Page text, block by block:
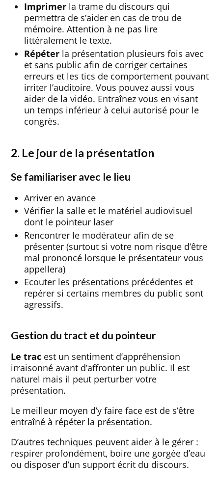
Imprimer la trame du discours qui
permettra de s’aider en cas de trou de
mémoire. Attention à ne pas lire
littéralement le texte.
Répéter la présentation plusieurs fois avec
et sans public afin de corriger certaines
erreurs et les tics de comportement pouvant
irriter l’auditoire. Vous pouvez aussi vous
aider de la vidéo. Entraînez vous en visant
un temps inférieur à celui autorisé pour le
congrès.
2. Le jour de la présentation
Se familiariser avec le lieu
Arriver en avance
Vérifier la salle et le matériel audiovisuel
dont le pointeur laser
Rencontrer le modérateur afin de se
présenter (surtout si votre nom risque d’être
mal prononcé lorsque le présentateur vous
appellera)
Ecouter les présentations précédentes et
repérer si certains membres du public sont
agressifs.
Gestion du tract et du pointeur
Le trac est un sentiment d’appréhension
irraisonné avant d’affronter un public. Il est
naturel mais il peut perturber votre
présentation.
Le meilleur moyen d’y faire face est de s’être
entraîné à répéter la présentation.
D’autres techniques peuvent aider à le gérer :
respirer profondément, boire une gorgée d’eau
ou disposer d’un support écrit du discours.